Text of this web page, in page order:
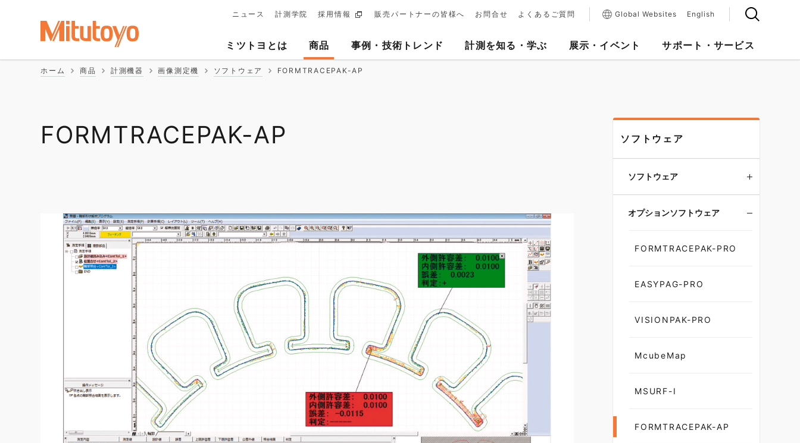
Secondary
Navigation
ミツトヨとは 商品 事例・技術トレンド 計測を知る・学ぶ 展示・イベント サポート・サービス
メ
イ
ン
ビ
ゲ
ニュース 計測学院 採用情報 販売パートナーの皆様へ お問合せ よくあるご質問 Global Websites English
ホーム 商品 計測機器 画像測定機 ソフトウェア FORMTRACEPAK-AP
FORMTRACEPAK-AP ソフトウェア
ソフトウェア
オプションソフトウェア
FORMTRACEPAK-PRO
EASYPAG-PRO
VISIONPAK-PRO
McubeMap
MSURF-I
FORMTRACEPAK-AP